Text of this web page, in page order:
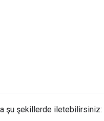
şu şekillerde iletebilirsiniz: